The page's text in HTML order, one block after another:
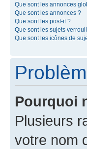
Que sont les annonces
Que sont les annonces ?
Que sont les post-it ?
Que sont les sujets
Que sont les icônes de
Pourquoi
Plusieurs
votre nom